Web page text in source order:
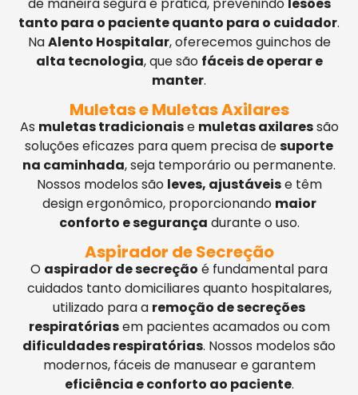
tanto para o paciente quanto para o cuidador.
NaAlento Hospitalar, oferecemos guinchos de
alta tecnologia, que são fáceis de operar e
manter.
Muletas e Muletas Axilares
As muletas tradicionaise muletas axilaressão
soluções eficazes para quem precisa desuporte
na caminhada, seja temporário ou permanente.
Nossos modelos são leves, ajustáveise têm
design ergonômico, proporcionando maior
conforto e segurança durante o uso.
Aspirador de Secreção
O aspirador de secreção é fundamental para
cuidados tanto domiciliares quanto hospitalares,
utilizado para a remoção de secreções
respiratóriasem pacientes acamados ou com
dificuldades respiratórias. Nossos modelos são
modernos, fáceis de manusear e garantem
eficiência e conforto ao paciente.